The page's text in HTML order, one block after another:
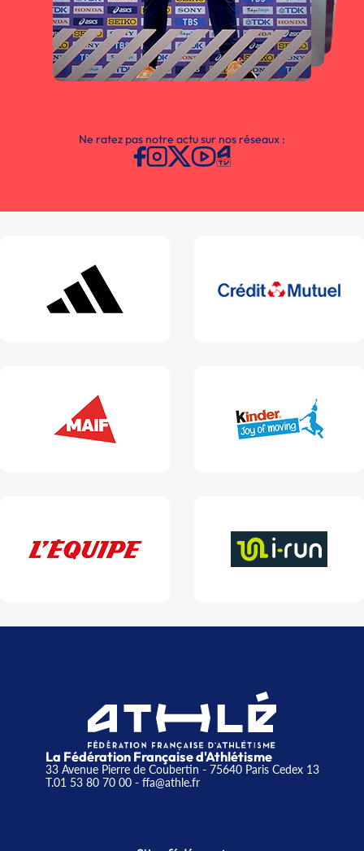
Ne ratez pas notre actu sur nos réseaux :
La Fédération Française d'Athlétisme
33 Avenue Pierre de Coubertin - 75640 Paris Cedex 13
T.01 53 80 70 00- ffa@athle.fr